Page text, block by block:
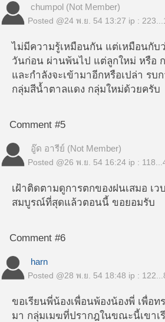
chumpol (Not Member)
Posted @24 พ.ย. 54 13:27 ip :
ไม่มีความรู้เหมือนกัน แต่เหมือนกับ
วันก่อน ผ่านพ้นไป แต่ลูกใหม่ หรือ
และกำลังจะเข้ามาอีกหรือเปล่า ร
กลุ่มสีน้ำตาลแดง กลุ่มใหม่ด้วยครับ
Comment #5
อู๊ด อารีย์ (Not Member)
Posted @26 พ.ย. 54 16:24 ip :
เฝ้าติดตามดูการตกของฝนเสมอ เ
สมบูรณ์ที่สุดแล้วตอนนี้ ขอยอมรับ
Comment #6
harn
Posted @28 พ.ย. 54 18:48 ip :
ขอเรียนพี่น้องเพื่อนพ้องน้องพี่ เพื่อ
มา กลุ่มเมฆที่ปรากฎในขณะนี้เขาเ